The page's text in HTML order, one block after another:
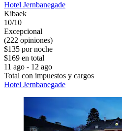
Hotel Jernbanegade
Kibaek
10/10
Excepcional
(222 opiniones)
$135 por noche
$169 en total
11 ago - 12 ago
Total con impuestos y cargos
Hotel Jernbanegade